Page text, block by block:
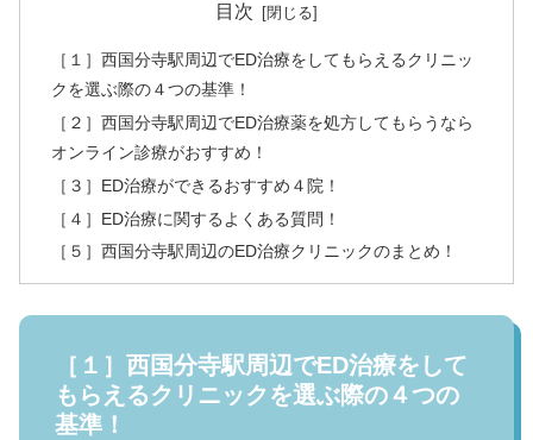
目次
［１］西国分寺駅周辺でED治療をしてもらえるクリニッ
クを選ぶ際の４つの基準！
［２］西国分寺駅周辺でED治療薬を処方してもらうなら
オンライン診療がおすすめ！
［３］ED治療ができるおすすめ４院！
［４］ED治療に関するよくある質問！
［５］西国分寺駅周辺のED治療クリニックのまとめ！
［１］西国分寺駅周辺でED治療をして
もらえるクリニックを選ぶ際の４つの
基準！